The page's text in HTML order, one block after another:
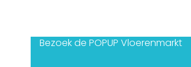
Bezoek de POPUP Vloerenmarkt